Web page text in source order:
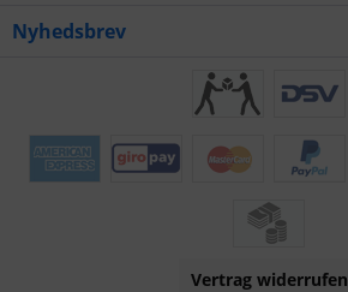
Nyhedsbrev
Vertrag widerrufen